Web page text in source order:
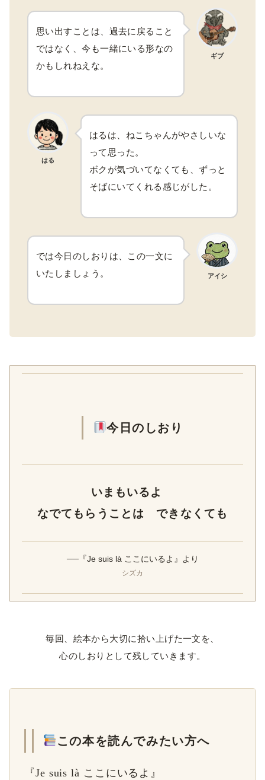
ギブ
思い出すことは、過去に戻ること
ではなく、今も一緒にいる形なの
かもしれねえな。
はる
はるは、ねこちゃんがやさしいな
って思った。
ボクが気づいてなくても、ずっと
そばにいてくれる感じがした。
アイシ
では今日のしおりは、この一文に
いたしましょう。
今日のしおり
いまもいるよ
なでてもらうことは できなくても
──『Je suis là ここにいるよ』より
シズカ
毎回、絵本から大切に拾い上げた一文を、
心のしおりとして残していきます。
この本を読んでみたい方へ
『Je suis là ここにいるよ』